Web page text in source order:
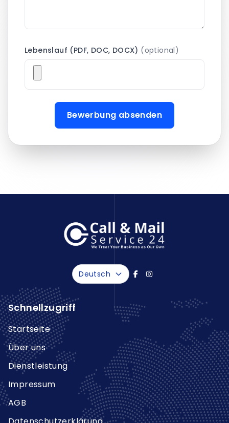
Lebenslauf (PDF, DOC, DOCX) (optional)
Bewerbung absenden
Deutsch
Schnellzugriff
Startseite
Über uns
Dienstleistung
Impressum
AGB